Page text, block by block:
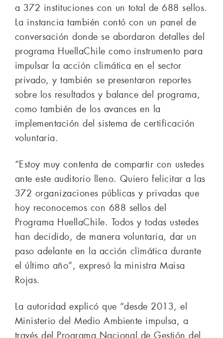
a 372 instituciones con un total de 688 sellos.
La instancia también contó con un panel de
conversación donde se abordaron detalles del
programa HuellaChile como instrumento para
impulsar la acción climática en el sector
privado, y también se presentaron reportes
sobre los resultados y balance del programa,
como también de los avances en la
implementación del sistema de certificación
voluntaria.
“Estoy muy contenta de compartir con ustedes
ante este auditorio lleno. Quiero felicitar a las
372 organizaciones públicas y privadas que
hoy reconocemos con 688 sellos del
Programa HuellaChile. Todos y todas ustedes
han decidido, de manera voluntaria, dar un
paso adelante en la acción climática durante
el último año”, expresó la ministra Maisa
Rojas.
La autoridad explicó que “desde 2013, el
Ministerio del Medio Ambiente impulsa, a
través del Programa Nacional de Gestión del